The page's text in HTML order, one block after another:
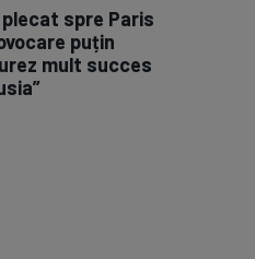
plecat spre Paris
puțin
mult succes